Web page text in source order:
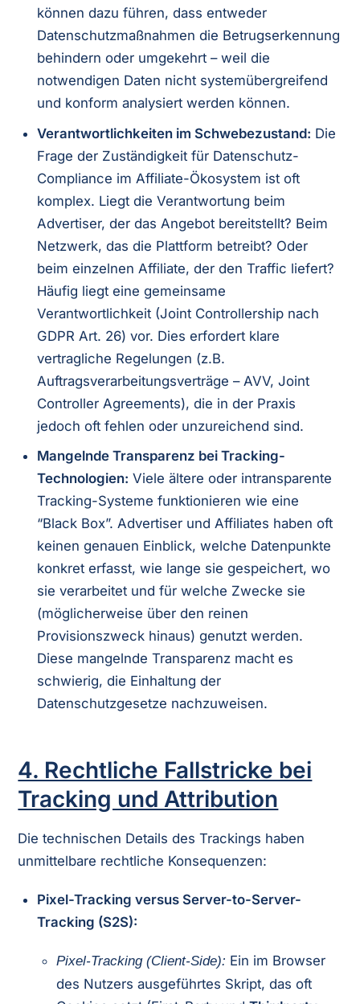
können dazu führen, dass entweder
Datenschutzmaßnahmen die Betrugserkennung
behindern oder umgekehrt – weil die
notwendigen Daten nicht systemübergreifend
und konform analysiert werden können.
Verantwortlichkeiten im Schwebezustand: Die
Frage der Zuständigkeit für Datenschutz-
Compliance im Affiliate-Ökosystem ist oft
komplex. Liegt die Verantwortung beim
Advertiser, der das Angebot bereitstellt? Beim
Netzwerk, das die Plattform betreibt? Oder
beim einzelnen Affiliate, der den Traffic liefert?
Häufig liegt eine gemeinsame
Verantwortlichkeit (Joint Controllership nach
GDPR Art. 26) vor. Dies erfordert klare
vertragliche Regelungen (z.B.
Auftragsverarbeitungsverträge – AVV, Joint
Controller Agreements), die in der Praxis
jedoch oft fehlen oder unzureichend sind.
Mangelnde Transparenz bei Tracking-
Technologien: Viele ältere oder intransparente
Tracking-Systeme funktionieren wie eine
“Black Box”. Advertiser und Affiliates haben oft
keinen genauen Einblick, welche Datenpunkte
konkret erfasst, wie lange sie gespeichert, wo
sie verarbeitet und für welche Zwecke sie
(möglicherweise über den reinen
Provisionszweck hinaus) genutzt werden.
Diese mangelnde Transparenz macht es
schwierig, die Einhaltung der
Datenschutzgesetze nachzuweisen.
4. Rechtliche Fallstricke bei
Tracking und Attribution
Die technischen Details des Trackings haben
unmittelbare rechtliche Konsequenzen:
Pixel-Tracking versus Server-to-Server-
Tracking (S2S):
Pixel-Tracking (Client-Side): Ein im Browser
des Nutzers ausgeführtes Skript, das oft